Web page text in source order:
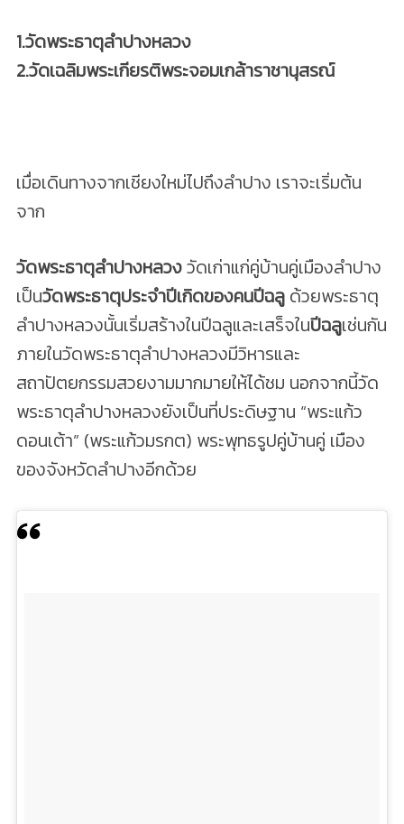
1.วัดพระธาตุลำปางหลวง
2.วัดเฉลิมพระเกียรติพระจอมเกล้าราชานุสรณ์
เมื่อเดินทางจากเชียงใหม่ไปถึงลำปาง เราจะเริ่มต้น
จาก
วัดพระธาตุลำปางหลวงวัดเก่าแก่คู่บ้านคู่เมืองลำปาง
เป็นวัดพระธาตุประจำปีเกิดของคนปีฉลูด้วยพระธาตุ
ลำปางหลวงนั้นเริ่มสร้างในปีฉลูและเสร็จในปีฉลูเช่นกัน
ภายในวัดพระธาตุลำปางหลวงมีวิหารและ
สถาปัตยกรรมสวยงามมากมายให้ได้ชม นอกจากนี้วัด
พระธาตุลำปางหลวงยังเป็นที่ประดิษฐาน “พระแก้ว
ดอนเต้า” (พระแก้วมรกต) พระพุทธรูปคู่บ้านคู่ เมือง
ของจังหวัดลำปางอีกด้วย